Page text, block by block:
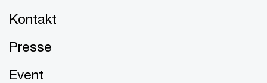
Kontakt
Presse
Event